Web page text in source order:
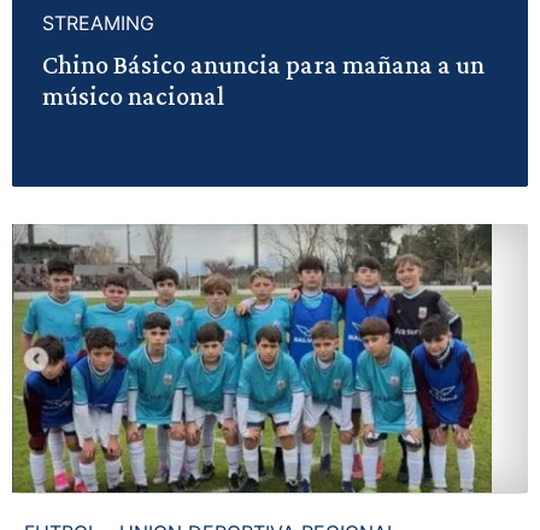
STREAMING
Chino Básico anuncia para mañana a un
músico nacional